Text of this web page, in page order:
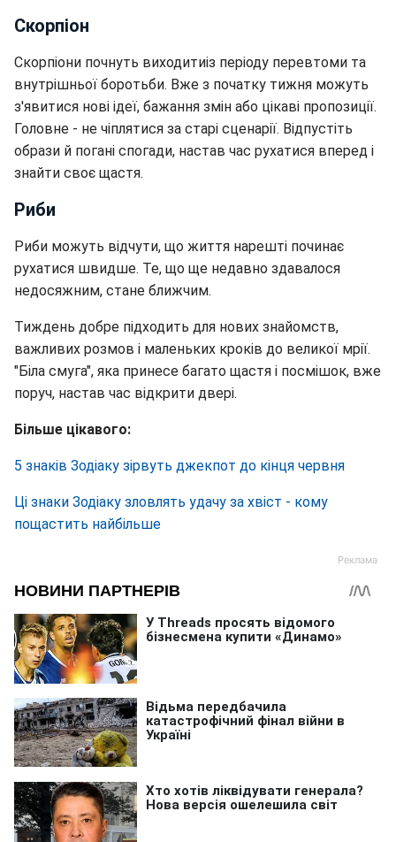
Скорпіон
Скорпіони почнуть виходитиіз періоду перевтоми та
внутрішньої боротьби. Вже з початку тижня можуть
з'явитися нові ідеї, бажання змін або цікаві пропозиції.
Головне - не чіплятися за старі сценарії. Відпустіть
образи й погані спогади, настав час рухатися вперед і
знайти своє щастя.
Риби
Риби можуть відчути, що життя нарешті починає
рухатися швидше. Те, що ще недавно здавалося
недосяжним, стане ближчим.
Тиждень добре підходить для нових знайомств,
важливих розмов і маленьких кроків до великої мрії.
"Біла смуга", яка принесе багато щастя і посмішок, вже
поруч, настав час відкрити двері.
Більше цікавого:
5 знаків Зодіаку зірвуть джекпот до кінця червня
Ці знаки Зодіаку зловлять удачу за хвіст - кому
пощастить найбільше